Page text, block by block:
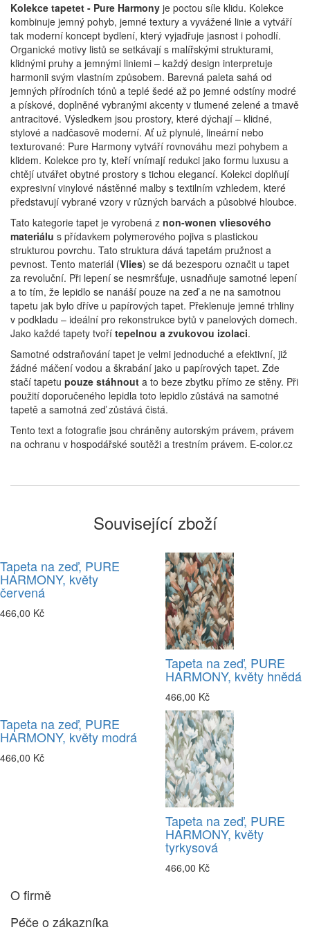
Kolekce tapetet - Pure Harmony je poctou síle klidu. Kolekce
kombinuje jemný pohyb, jemné textury a vyvážené linie a vytváří
tak moderní koncept bydlení, který vyjadřuje jasnost i pohodlí.
Organické motivy listů se setkávají s malířskými strukturami,
klidnými pruhy a jemnými liniemi – každý design interpretuje
harmonii svým vlastním způsobem. Barevná paleta sahá od
jemných přírodních tónů a teplé šedé až po jemné odstíny modré
a pískové, doplněné vybranými akcenty v tlumené zelené a tmavě
antracitové. Výsledkem jsou prostory, které dýchají – klidné,
stylové a nadčasově moderní. Ať už plynulé, lineární nebo
texturované: Pure Harmony vytváří rovnováhu mezi pohybem a
klidem. Kolekce pro ty, kteří vnímají redukci jako formu luxusu a
chtějí utvářet obytné prostory s tichou elegancí. Kolekci doplňují
expresivní vinylové nástěnné malby s textilním vzhledem, které
představují vybrané vzory v různých barvách a působivé hloubce.
Tato kategorie tapet je vyrobená z non-wonen vliesového
materiálu s přídavkem polymerového pojiva s plastickou
strukturou povrchu. Tato struktura dává tapetám pružnost a
pevnost. Tento materiál (Vlies) se dá bezesporu označit u tapet
za revoluční. Při lepení se nesmršťuje, usnadňuje samotné lepení
a to tím, že lepidlo se nanáší pouze na zeď a ne na samotnou
tapetu jak bylo dříve u papírových tapet. Překlenuje jemné trhliny
v podkladu – ideální pro rekonstrukce bytů v panelových domech.
Jako každé tapety tvoří tepelnou a zvukovou izolaci.
Samotné odstraňování tapet je velmi jednoduché a efektivní, již
žádné máčení vodou a škrabání jako u papírových tapet. Zde
stačí tapetu pouze stáhnout a to beze zbytku přímo ze stěny. Při
použití doporučeného lepidla toto lepidlo zůstává na samotné
tapetě a samotná zeď zůstává čistá.
Tento text a fotografie jsou chráněny autorským právem, právem
na ochranu v hospodářské soutěži a trestním právem. E-color.cz
Související zboží
Tapeta na zeď, PURE
HARMONY, květy
červená
466,00 Kč
Tapeta na zeď, PURE
HARMONY, květy hnědá
466,00 Kč
Tapeta na zeď, PURE
HARMONY, květy modrá
466,00 Kč
Tapeta na zeď, PURE
HARMONY, květy
tyrkysová
466,00 Kč
O firmě
Péče o zákazníka